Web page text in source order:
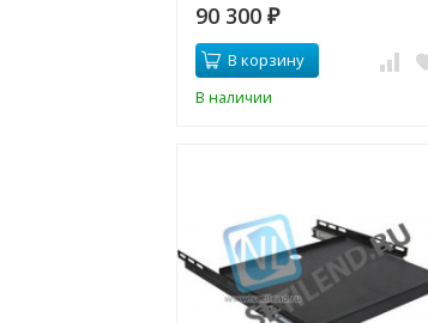
черный
90 300 ₽
В корзину
В наличии